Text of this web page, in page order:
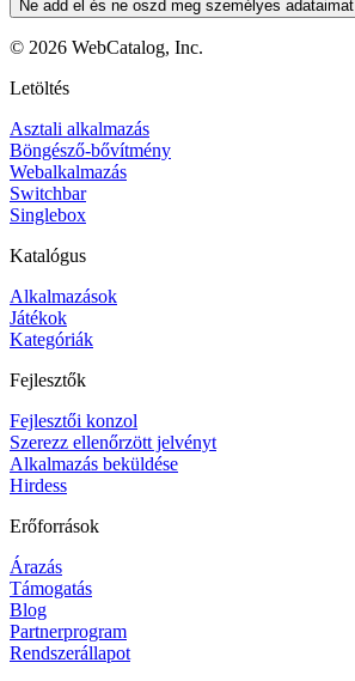
Ne add el és ne oszd meg személyes adataimat
© 2026 WebCatalog, Inc.
Letöltés
Asztali alkalmazás
Böngésző-bővítmény
Webalkalmazás
Switchbar
Singlebox
Katalógus
Alkalmazások
Játékok
Kategóriák
Fejlesztők
Fejlesztői konzol
Szerezz ellenőrzött jelvényt
Alkalmazás beküldése
Hirdess
Erőforrások
Árazás
Támogatás
Blog
Partnerprogram
Rendszerállapot